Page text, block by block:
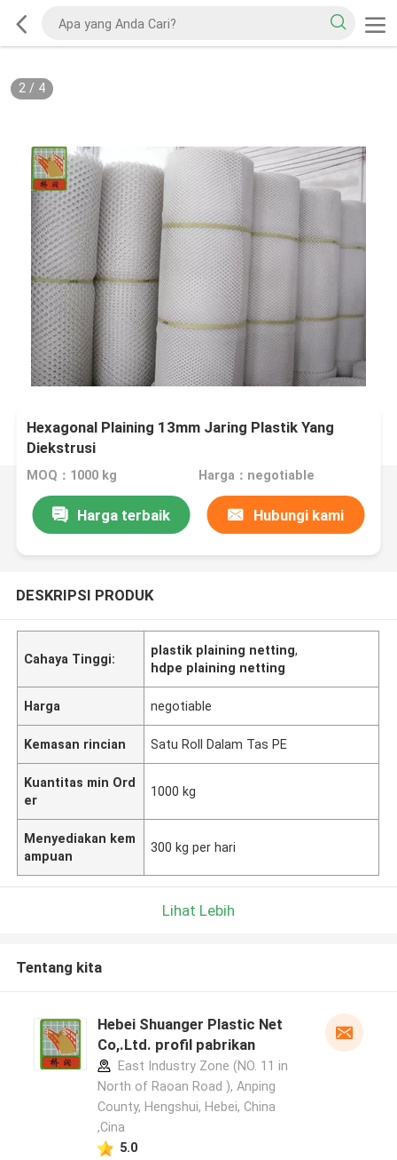
2/ 4
Hexagonal Plaining 13mm Jaring Plastik Yang
Diekstrusi
MOQ：1000 kg Harga：negotiable
Harga terbaik Hubungi kami
DESKRIPSI PRODUK
Cahaya Tinggi:
plastik plaining netting,
hdpe plaining netting
Harga negotiable
Kemasan rincian Satu Roll Dalam Tas PE
Kuantitas min Ord
er
1000 kg
Menyediakan kem
ampuan
300 kg per hari
Lihat Lebih
Tentang kita
Hebei Shuanger Plastic Net
Co,.Ltd. profil pabrikan
East Industry Zone (NO. 11 in
North of Raoan Road ), Anping
County, Hengshui, Hebei, China
,Cina
5.0